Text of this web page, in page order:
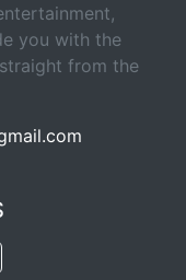
you with the
from the